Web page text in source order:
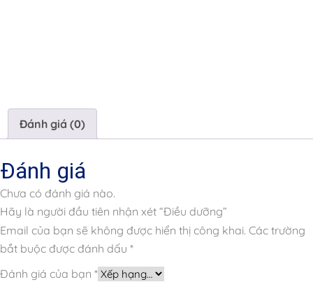
Đánh giá (0)
Đánh giá
Chưa có đánh giá nào.
Hãy là người đầu tiên nhận xét “Điều dưỡng”
Email của bạn sẽ không được hiển thị công khai. Các trường
bắt buộc được đánh dấu *
Đánh giá của bạn *